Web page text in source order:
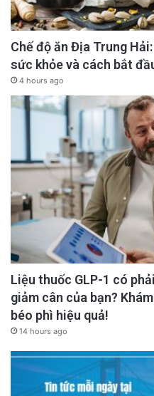
Chế độ ăn Địa Trung
sức khỏe và cách bắt
4 hours ago
Liệu thuốc GLP-1 có
giảm cân của bạn?
béo phì hiệu quả!
14 hours ago